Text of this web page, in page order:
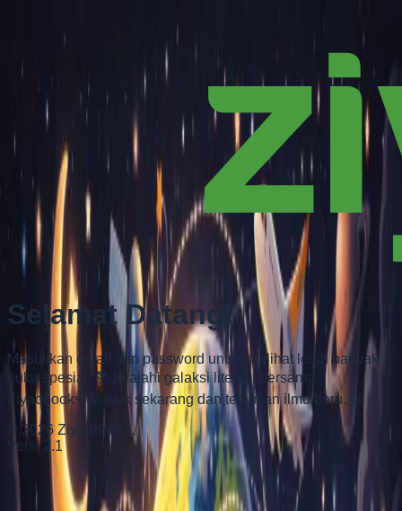
Selamat Datang!
Masukkan email dan password untuk melihat lebih banyak
buku spesial! 📚
Jelajahi galaksi literasi bersama
Ziyadbooks! Masuk sekarang dan temukan ilmu baru. 🚀
2026 Ziyadbooks.
Versi 2.1